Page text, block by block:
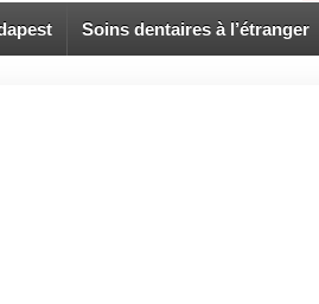
Soins dentaires à l’étranger